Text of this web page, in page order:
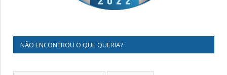
NÃO ENCONTROU O QUE QUERIA?